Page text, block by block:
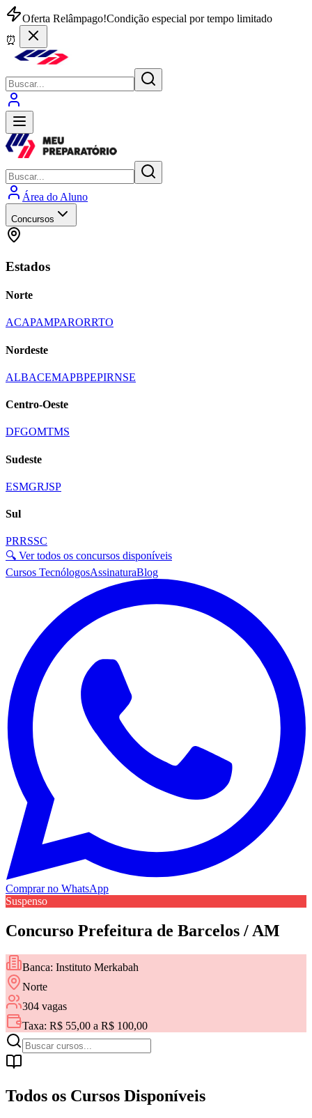
Oferta Relâmpago!Condição especial por tempo limitado
⏰
Área do Aluno
Concursos
Estados
Norte
ACAPAMPARORRTO
Nordeste
ALBACEMAPBPEPIRNSE
Centro-Oeste
DFGOMTMS
Sudeste
ESMGRJSP
Sul
PRRSSC
🔍 Ver todos os concursos disponíveis
Cursos TecnólogosAssinaturaBlog
Comprar no WhatsApp
Suspenso
Concurso Prefeitura de Barcelos / AM
Banca: Instituto Merkabah
Norte
304 vagas
Taxa: R$ 55,00 a R$ 100,00
Todos os Cursos Disponíveis